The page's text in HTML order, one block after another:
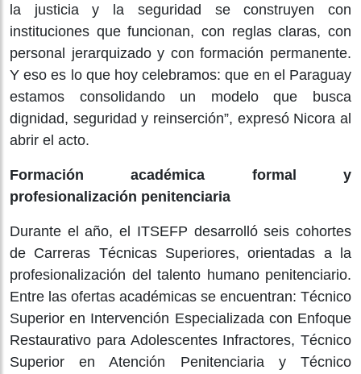
la justicia y la seguridad se construyen con
instituciones que funcionan, con reglas claras, con
personal jerarquizado y con formación permanente.
Y eso es lo que hoy celebramos: que en el Paraguay
estamos consolidando un modelo que busca
dignidad, seguridad y reinserción”, expresó Nicora al
abrir el acto.
Formación académica formal y
profesionalización penitenciaria
Durante el año, el ITSEFP desarrolló seis cohortes
de Carreras Técnicas Superiores, orientadas a la
profesionalización del talento humano penitenciario.
Entre las ofertas académicas se encuentran: Técnico
Superior en Intervención Especializada con Enfoque
Restaurativo para Adolescentes Infractores, Técnico
Superior en Atención Penitenciaria y Técnico